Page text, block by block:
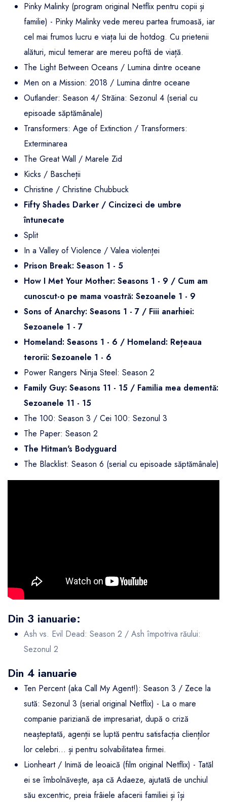
Pinky Malinky (program original Netflix pentru copii și
familie) - Pinky Malinky vede mereu partea frumoasă, iar
cel mai frumos lucru e viața lui de hotdog. Cu prietenii
alături, micul temerar are mereu poftă de viață.
The Light Between Oceans / Lumina dintre oceane
Men on a Mission: 2018 / Lumina dintre oceane
Outlander: Season 4/ Străina: Sezonul 4 (serial cu
episoade săptămânale)
Transformers: Age of Extinction / Transformers:
Exterminarea
The Great Wall / Marele Zid
Kicks / Bascheții
Christine / Christine Chubbuck
Fifty Shades Darker / Cincizeci de umbre
întunecate
Split
In a Valley of Violence / Valea violenței
Prison Break: Season 1 - 5
How I Met Your Mother: Seasons 1 - 9 / Cum am
cunoscut-o pe mama voastră: Sezoanele 1 - 9
Sons of Anarchy: Seasons 1 - 7 / Fiii anarhiei:
Sezoanele 1 - 7
Homeland: Seasons 1 - 6 / Homeland: Rețeaua
terorii: Sezoanele 1 - 6
Power Rangers Ninja Steel: Season 2
Family Guy: Seasons 11 - 15 / Familia mea dementă:
Sezoanele 11 - 15
The 100: Season 3 / Cei 100: Sezonul 3
The Paper: Season 2
The Hitman's Bodyguard
The Blacklist: Season 6 (serial cu episoade săptămânale)
Din 3 ianuarie:
Ash vs. Evil Dead: Season 2 / Ash împotriva răului:
Sezonul 2
Din 4 ianuarie
Ten Percent (aka Call My Agent!): Season 3 / Zece la
sută: Sezonul 3 (serial original Netflix) - La o mare
companie pariziană de impresariat, după o criză
neașteptată, agenții se luptă pentru satisfacția clienților
lor celebri... și pentru solvabilitatea firmei.
Lionheart / Inimă de leoaică (film original Netflix) - Tatăl
ei se îmbolnăvește, așa că Adaeze, ajutată de unchiul
său excentric, preia frâiele afacerii familiei și își